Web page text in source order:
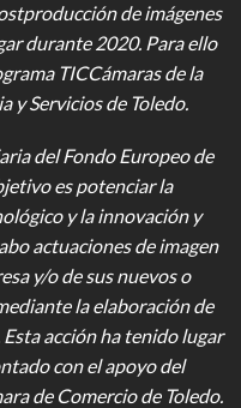
de imágenes
durante 2020. Para ello
TICCámaras de la
y Servicios de Toledo.
del Fondo Europeo de
es potenciar la
y la innovación y
actuaciones de imagen
y/o de sus nuevos o
la elaboración de
acción ha tenido lugar
con el apoyo del
de Comercio de Toledo.